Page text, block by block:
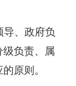
导、政府负
负责、属
原则。